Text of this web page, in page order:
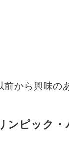
から興味の
ンピック